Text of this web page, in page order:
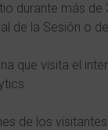
durante más
de la Sesión o
que visita el
de los visitantes